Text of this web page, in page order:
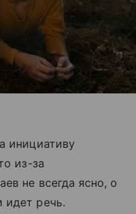
инициативу
из-за
не всегда ясно, о
речь.